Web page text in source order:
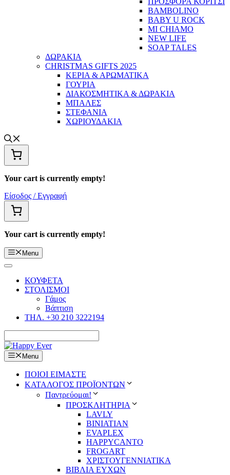
BAMBOLINO
BABY U ROCK
MI CHIAMO
NEW LIFE
SOAP TALES
ΔΩΡΑΚΙΑ
CHRISTMAS GIFTS 2025
ΚΕΡΙΑ & ΑΡΩΜΑΤΙΚΑ
ΓΟΥΡΙΑ
ΔΙΑΚΟΣΜΗΤΙΚΑ & ΔΩΡΑΚΙΑ
ΜΠΑΛΕΣ
ΣΤΕΦΑΝΙΑ
ΧΩΡΙΟΥΔΑΚΙΑ
Your cart is currently empty!
Είσοδος / Εγγραφή
Your cart is currently empty!
Menu
ΚΟΥΦΕΤΑ
ΣΤΟΛΙΣΜΟΙ
Γάμος
Βάπτιση
ΤΗΛ. +30 210 3222194
Menu
ΠΟΙΟΙ ΕΙΜΑΣΤΕ
ΚΑΤΑΛΟΓΟΣ ΠΡΟΪΟΝΤΩΝ
Παντρεύομαι!
ΠΡΟΣΚΛΗΤΗΡΙΑ
LAVLY
BINIATIAN
EVAPLEX
HAPPYCANTO
FROGART
ΧΡΙΣΤΟΥΓΕΝΝΙΑΤΙΚΑ
ΒΙΒΛΙΑ ΕΥΧΩΝ